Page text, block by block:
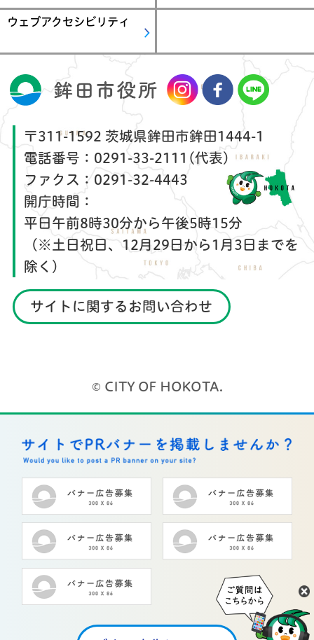
ウェブアクセシビリティ
〒311-1592 茨城県鉾田市鉾田1444-1
電話番号： 0291-33-2111(代表)
ファクス： 0291-32-4443
開庁時間：
平日午前8時30分から午後5時15分
（※土日祝日、12月29日から1月3日までを
除く）
サイトに関するお問い合わせ
© CITY OF HOKOTA.